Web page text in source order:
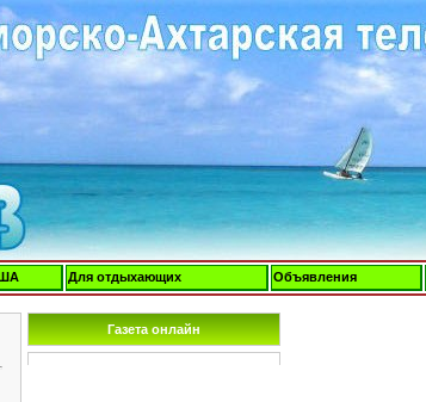
Для отдыхающих Объявления
Газета онлайн